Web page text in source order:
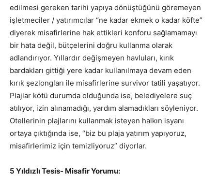
edilmesi gereken tarihi yapıya dönüştüğünü göremeyen
işletmeciler / yatırımcılar “ne kadar ekmek o kadar köfte”
diyerek misafirlerine hak ettikleri konforu sağlamamayı
bir hata değil, bütçelerini doğru kullanma olarak
adlandırıyor. Yıllardır değişmeyen havluları, kırık
bardakları gittiği yere kadar kullanılmaya devam eden
kırık şezlongları ile misafirlerine survivor tatili yaşatıyor.
Plajlar kötü durumda olduğunda ise, belediyelere suç
atılıyor, izin alınamadığı, yardım alamadıkları söyleniyor.
Otellerinin plajlarını kullanmak isteyen halkın isyanı
ortaya çıktığında ise, “biz bu plaja yatırım yapıyoruz,
misafirlerimiz için temizliyoruz” diyorlar.
5 Yıldızlı Tesis- Misafir Yorumu: